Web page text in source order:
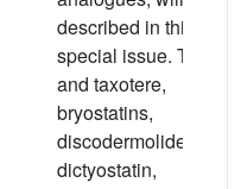
described in this
special issue. Taxol
and taxotere,
bryostatins,
discodermolide,
dictyostatin,